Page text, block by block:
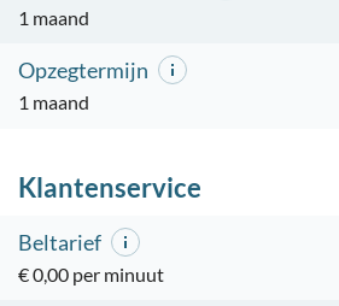
1 maand
Opzegtermijn
1 maand
Klantenservice
Beltarief
€ 0,00 per minuut